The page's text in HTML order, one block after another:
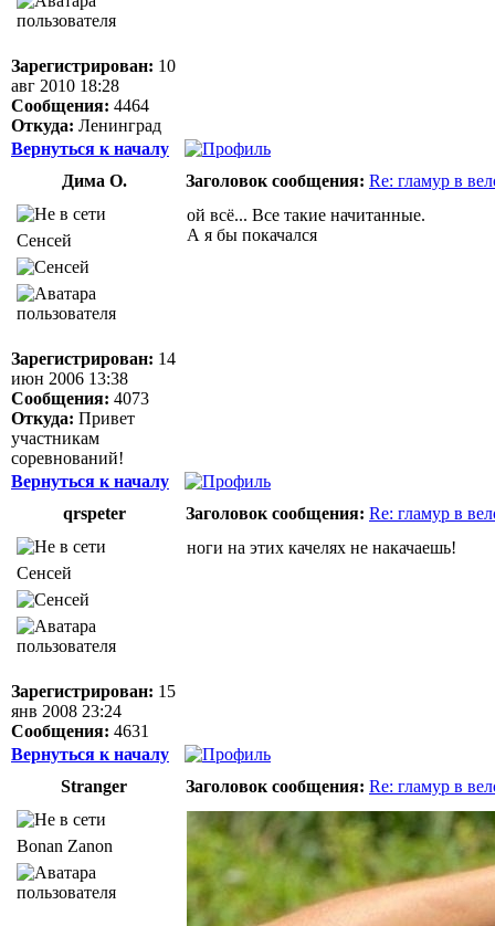
Зарегистрирован: 10
авг 2010 18:28
Сообщения: 4464
Откуда: Ленинград
Вернуться к началу
Дима О.
Заголовок сообщения: Re: гламур в
Сенсей
Зарегистрирован: 14
июн 2006 13:38
Сообщения: 4073
Откуда: Привет
участникам
соревнований!
ой всё... Все такие начитанные.
А я бы покачался
Вернуться к началу
qrspeter
Заголовок сообщения: Re: гламур в
Сенсей
Зарегистрирован: 15
янв 2008 23:24
Сообщения: 4631
ноги на этих качелях не накачаешь!
Вернуться к началу
Stranger
Заголовок сообщения: Re: гламур в
Bonan Zanon